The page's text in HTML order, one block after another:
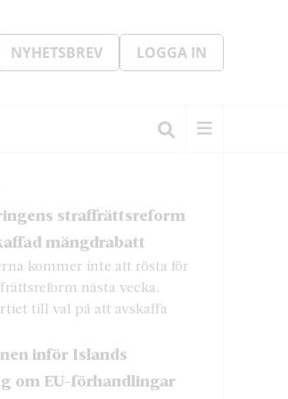
NYHETSBREV LOGGA IN
straffrättsreform
mängdrabatt
kommer inte att rösta för
nästa vecka.
till val på att avskaffa
inför Islands
om EU-förhandlingar